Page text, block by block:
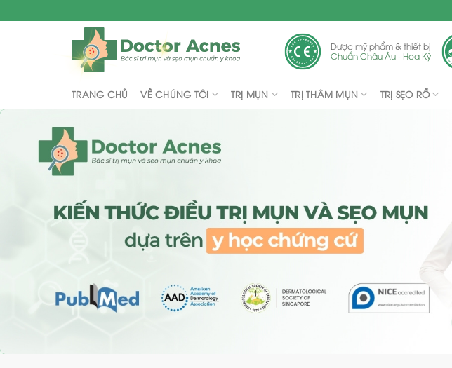
to
Dược mỹ phẩm & thiết bị
Chuẩn Châu Âu - Hoa Kỳ
TRANG CHỦ VỀ CHÚNG TÔI TRỊ MỤN TRỊ THÂM MỤN TRỊ SẸO RỖ